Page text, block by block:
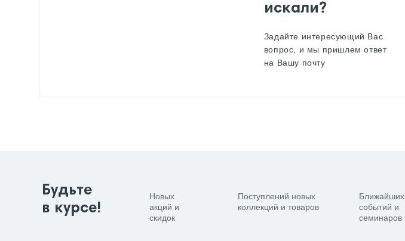
искали?
Задайте интересующий Вас
вопрос, и мы пришлем ответ
на Вашу почту
Будьте
в курсе!
Новых
акций и
скидок
Поступлений новых
коллекций и товаров
Ближайших
событий и
семинаров